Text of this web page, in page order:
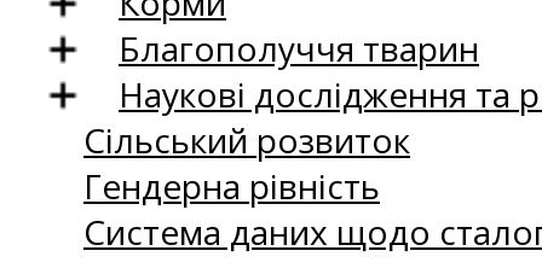
Благополуччя тварин
Наукові дослідження та
Сільський розвиток
Гендерна рівність
Система даних щодо